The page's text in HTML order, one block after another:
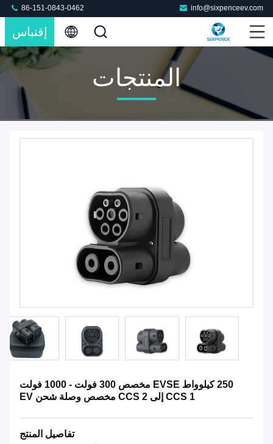
info@sixpenceev.com
86-151-0843-0462
إقتباس
المنتجات
250 كيلوواط EVSE مخصص 300 فولت - 1000 فولت
CCS 1 إلى CCS 2 مخصص وصلة شحن EV
تفاصيل المنتج